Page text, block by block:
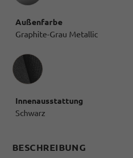
Außenfarbe
Graphite-Grau Metallic
Innenausstattung
Innenausstattung
Schwarz
BESCHREIBUNG